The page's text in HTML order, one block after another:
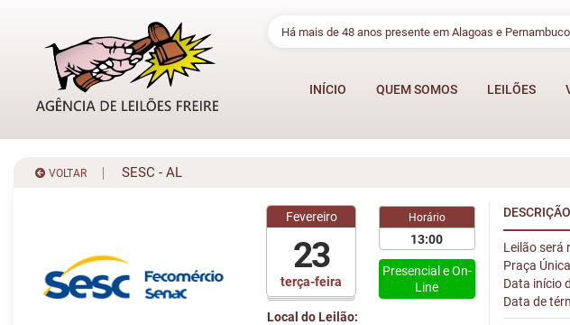
Há mais de 48 anos presente em Alagoas e Pernambuco
INÍCIO QUEM SOMOS LEILÕES
VOLTAR SESC - AL
terça-feira
Fevereiro
23
Horário
13:00
Presencial e On-
Line
Local do Leilão:
Leilão será
Praça
Data início
Data de